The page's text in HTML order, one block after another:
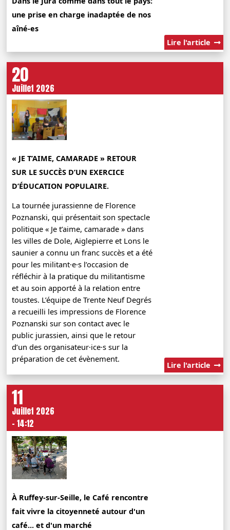
une prise en charge inadaptée de nos
aîné-es
Lire l'article
20
Juillet 2026
« JE T’AIME, CAMARADE » RETOUR
SUR LE SUCCÈS D’UN EXERCICE
D’ÉDUCATION POPULAIRE.
La tournée jurassienne de Florence
Poznanski, qui présentait son spectacle
politique « Je t’aime, camarade » dans
les villes de Dole, Aiglepierre et Lons le
saunier a connu un franc succès et a été
pour les militant·e·s l’occasion de
réfléchir à la pratique du militantisme
et au soin apporté à la relation entre
toustes. L’équipe de Trente Neuf Degrés
a recueilli les impressions de Florence
Poznanski sur son contact avec le
public jurassien, ainsi que le retour
d’un des organisateur·ice·s sur la
préparation de cet évènement.
Lire l'article
11
Juillet 2026
- 14:12
À Ruffey-sur-Seille, le Café rencontre
fait vivre la citoyenneté autour d'un
café... et d'un marché